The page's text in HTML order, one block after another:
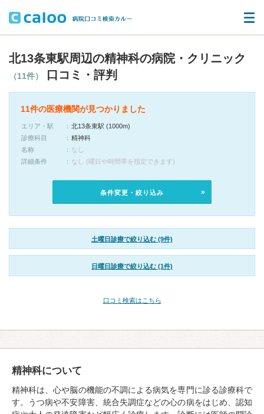
北13条東駅周辺の精神科の病院・クリニック
（11件） 口コミ・評判
11件の医療機関が見つかりました
エリア・駅
北13条東駅 (1000m)
診療科目
精神科
名称
なし
詳細条件
なし (曜日や時間帯を指定できます)
条件変更・絞り込み
土曜日診療で絞り込む (9件)
日曜日診療で絞り込む (1件)
口コミ検索はこちら
精神科について
精神科は、心や脳の機能の不調による病気を専門に診る診療科で
す。うつ病や不安障害、統合失調症などの心の病をはじめ、認知